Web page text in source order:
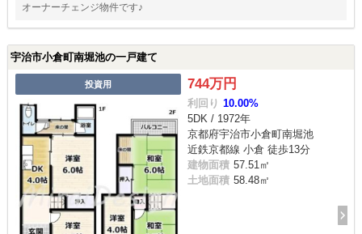
オーナーチェンジ物件です♪
宇治市小倉町南堀池の一戸建て
投資用 744万円
利回り 10.00%
5DK / 1972年
京都府宇治市小倉町南堀池
近鉄京都線 小倉 徒歩13分
建物面積 57.51㎡
土地面積 58.48㎡